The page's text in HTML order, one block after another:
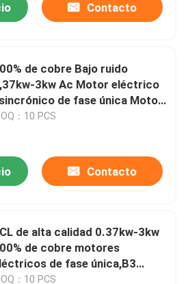
Contacto
de cobre Bajo ruido
3kw Ac Motor eléctrico
de fase única Motor
：10 PCS
Contacto
de alta calidad 0.37kw-3kw
de cobre motores
de fase única,B3
de doble valor de
：10 PCS